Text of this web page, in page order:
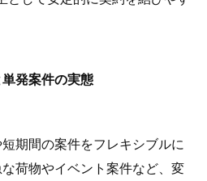
発案件の実態
期間の案件をフレキシブルに
荷物やイベント案件など、変